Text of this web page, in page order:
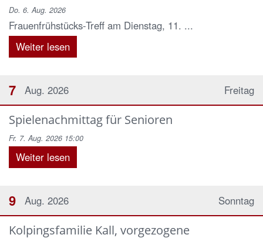
Do. 6. Aug. 2026
Frauenfrühstücks-Treff am Dienstag, 11. ...
Weiter lesen
Freitag
7 Aug. 2026
Spielenachmittag für Senioren
Fr. 7. Aug. 2026 15:00
Weiter lesen
Sonntag
9 Aug. 2026
Kolpingsfamilie Kall, vorgezogene